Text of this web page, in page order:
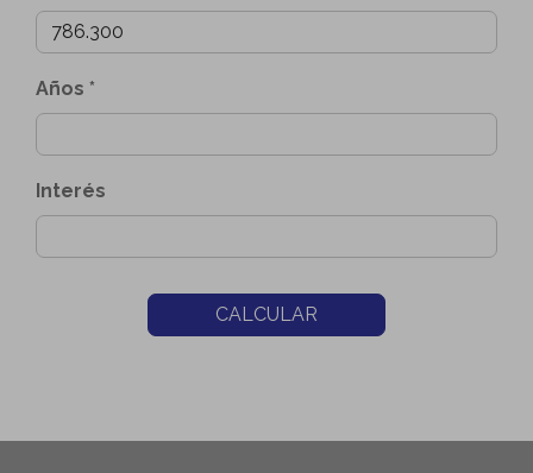
Años *
Interés
CALCULAR